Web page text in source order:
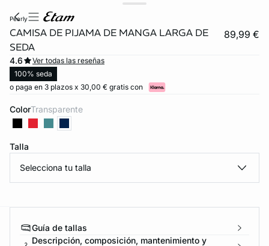
pearly
CAMISA DE PIJAMA DE MANGA LARGA DE
SEDA
89,99 €
4.6
Ver todas las reseñas
100% seda
o paga en 3 plazos x 30,00 € gratis con
Color transparente
Talla
Selecciona tu talla
Guía de tallas
Descripción, composición, mantenimiento y